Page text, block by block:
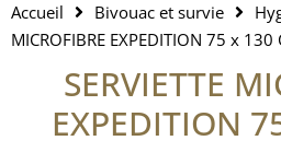
Accueil Bivouac et survie
MICROFIBRE EXPEDITION 75 x 130
SERVIETTE
EXPEDITION